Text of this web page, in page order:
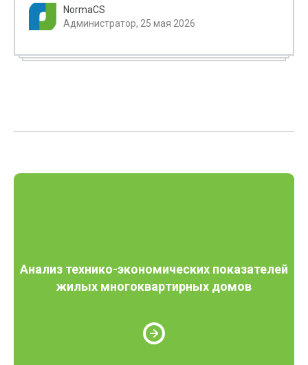
NormaCS
Администратор, 25 мая 2026
Анализ технико-экономических показателей
жилых многоквартирных домов